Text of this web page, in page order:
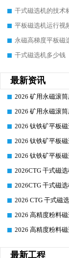
干式磁选机的技术
平板磁选机运行视
永磁高梯度平板磁
干式磁选机多少钱
最新资讯
2026 矿用永磁滚
2026 矿用永磁滚
2026 钛铁矿平板
2026 钛铁矿平板
2026 钛铁矿平板
2026CTG 干式磁
2026CTG 干式磁
2026 CTG 干式磁
2026 高精度粉料
2026 高精度粉料
最新工程